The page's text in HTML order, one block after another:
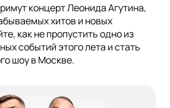
концерт Леонида Агутина,
хитов и новых
как не пропустить одно из
событий этого лета и стать
шоу в Москве.